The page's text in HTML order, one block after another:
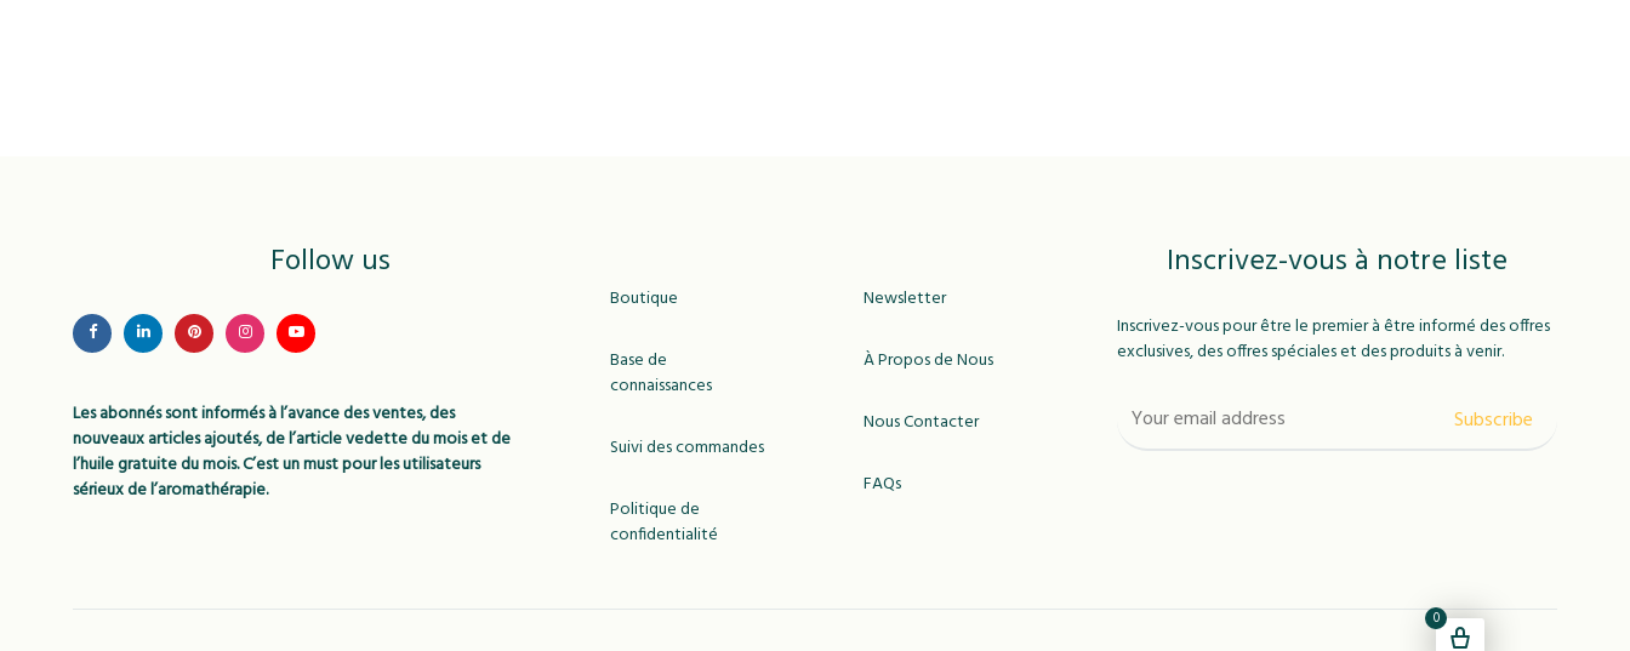
Follow us
Les abonnés sont informés à l’avance des ventes, des
nouveaux articles ajoutés, de l’article vedette du mois et de
l’huile gratuite du mois. C’est un must pour les utilisateurs
sérieux de l’aromathérapie.
Boutique
Base de
connaissances
Suivi des commandes
Politique de
confidentialité
Newsletter
À Propos de Nous
Nous Contacter
FAQs
Inscrivez-vous à notre liste
Inscrivez-vous pour être le premier à être informé des offres
exclusives, des offres spéciales et des produits à venir.
0